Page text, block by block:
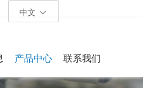
中文
产品中心 联系我们